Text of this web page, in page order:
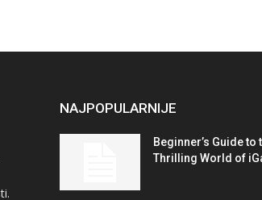
NAJPOPULARNIJE
Beginner’s Guide to
Thrilling World of